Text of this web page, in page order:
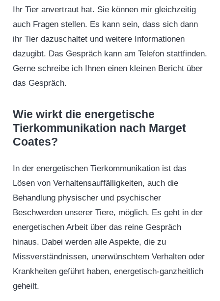
Ihr Tier anvertraut hat. Sie können mir gleichzeitig
auch Fragen stellen. Es kann sein, dass sich dann
ihr Tier dazuschaltet und weitere Informationen
dazugibt. Das Gespräch kann am Telefon stattfinden.
Gerne schreibe ich Ihnen einen kleinen Bericht über
das Gespräch.
Wie wirkt die energetische
Tierkommunikation nach Marget
Coates?
In der energetischen Tierkommunikation ist das
Lösen von Verhaltensauffälligkeiten, auch die
Behandlung physischer und psychischer
Beschwerden unserer Tiere, möglich. Es geht in der
energetischen Arbeit über das reine Gespräch
hinaus. Dabei werden alle Aspekte, die zu
Missverständnissen, unerwünschtem Verhalten oder
Krankheiten geführt haben, energetisch-ganzheitlich
geheilt.